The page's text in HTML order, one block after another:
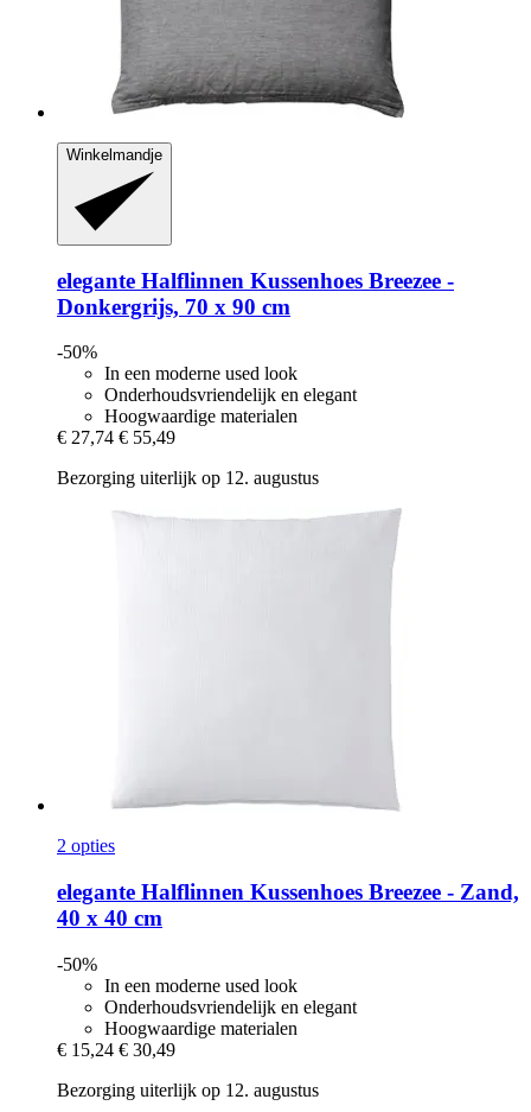
Winkelmandje
elegante Halflinnen Kussenhoes Breezee -​
Donkergrijs, 70 x 90 cm
-50%
In een moderne used look
Onderhoudsvriendelijk en elegant
Hoogwaardige materialen
€ 27,74 € 55,49
Bezorging uiterlijk op 12. augustus
2 opties
elegante Halflinnen Kussenhoes Breezee -​ Zand,
40 x 40 cm
-50%
In een moderne used look
Onderhoudsvriendelijk en elegant
Hoogwaardige materialen
€ 15,24 € 30,49
Bezorging uiterlijk op 12. augustus